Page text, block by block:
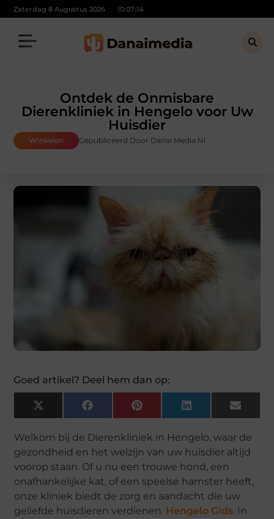
Zaterdag 8 Augustus 2026 10:07:16
Ontdek de Onmisbare
Dierenkliniek in Hengelo voor Uw
Huisdier
Winkelen Gepubliceerd Door Danai Media.nl
Goed artikel? Deel hem dan op:
X
(Twitter)
FacebookPinterest LinkedIn Email
Welkom bij de Dierenkliniek in Hengelo, waar de
gezondheid en het welzijn van uw huisdier altijd
voorop staan. Of u nu een trouwe hond, een
onafhankelijke kat, of een speelse hamster heeft,
onze kliniek biedt de zorg en aandacht die uw
geliefde huisdieren verdienen. Hengelo Gids. In